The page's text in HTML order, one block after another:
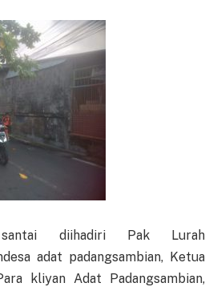
diihadiri Pak Lurah
adat padangsambian, Ketua
kliyan Adat Padangsambian,